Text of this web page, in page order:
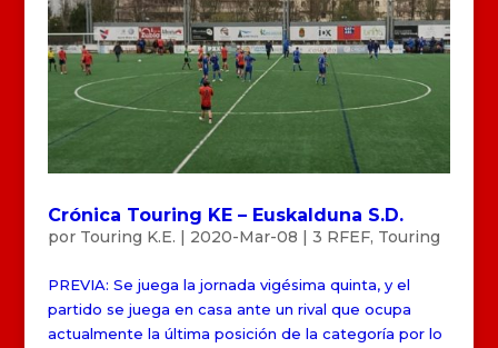
Crónica Touring KE – Euskalduna S.D.
por Touring K.E. | 2020-Mar-08 | 3 RFEF, Touring
PREVIA: Se juega la jornada vigésima quinta, y el
partido se juega en casa ante un rival que ocupa
actualmente la última posición de la categoría por lo